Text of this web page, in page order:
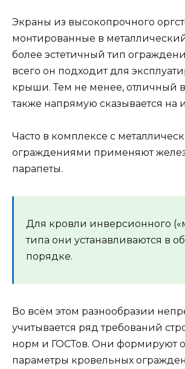
Экраны из высокопрочного
монтированные в
более эстетичный тип
всего он подходит для
крыши. Тем не менее, отличный
также напрямую сказывается на
Часто в комплексе с
ограждениями применяют
парапеты.
Для кровли инверсионного
типа они устанавливаются в
порядке.
Во всём этом разнообразии
учитывается ряд требований
норм и ГОСТов. Они формируют
параметры кровельных